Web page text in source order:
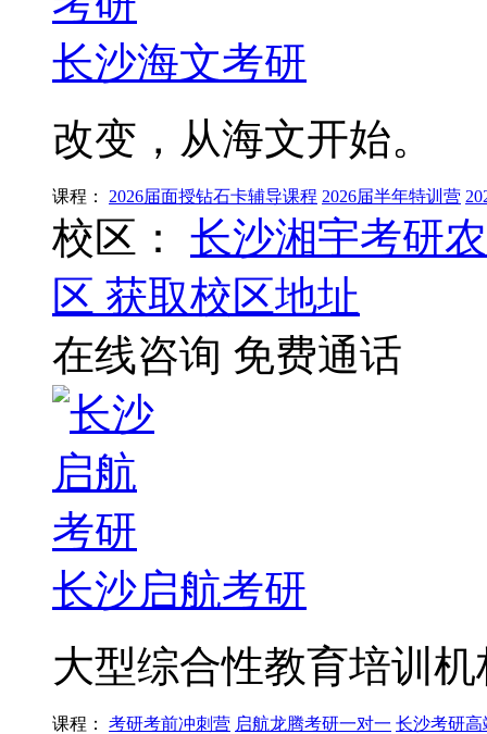
长沙海文考研
改变，从海文开始。
课程： 2026届面授钻石卡辅导课程 2026届半年特训营
校区：
长沙湘宇考研
区 获取校区地址
在线咨询 免费通话
长沙启航考研
大型综合性教育培训机
课程： 考研考前冲刺营 启航龙腾考研一对一 长沙考研